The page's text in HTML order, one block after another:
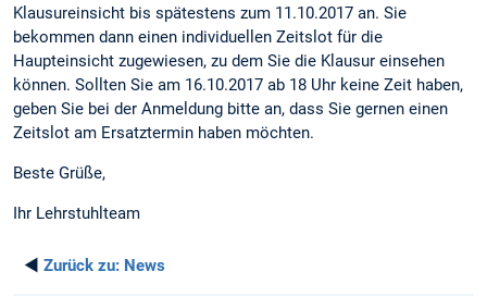
Klausureinsicht bis spätestens zum 11.10.2017 an. Sie
bekommen dann einen individuellen Zeitslot für die
Haupteinsicht zugewiesen, zu dem Sie die Klausur einsehen
können. Sollten Sie am 16.10.2017 ab 18 Uhr keine Zeit haben,
geben Sie bei der Anmeldung bitte an, dass Sie gernen einen
Zeitslot am Ersatztermin haben möchten.
Beste Grüße,
Ihr Lehrstuhlteam
◄ Zurück zu: News